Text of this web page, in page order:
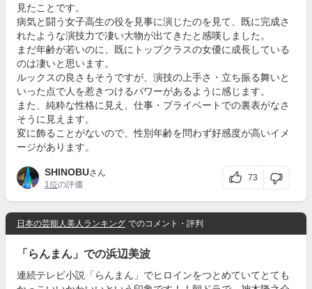
見たことです。
病気と闘う女子高生の役を見事に演じたのを見て、既に完成さ
れたような演技力で凄い大物が出てきたと感嘆しました。
まだ年齢が若いのに、既にトップクラスの女優に成長している
のは凄いと思います。
ルックスの良さもそうですが、演技の上手さ・立ち振る舞いと
いった点で人を惹きつけるパワーがあるように感じます。
また、純粋な性格に見え、仕事・プライベートでの裏表がなさ
そうに見えます。
変に飾ることがないので、性別年齢を問わず好感度が高いイメ
ージがあります。
SHINOBUさん
1位の評価
73
日本の芸能人美人ランキング でのコメント・評判
「らんまん」での浜辺美波
連続テレビ小説「らんまん」でヒロインをつとめていてとても